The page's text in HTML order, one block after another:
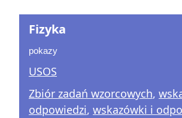
Fizyka
pokazy
USOS
Zbiór zadań wzorcowych,
odpowiedzi, wskazówki i